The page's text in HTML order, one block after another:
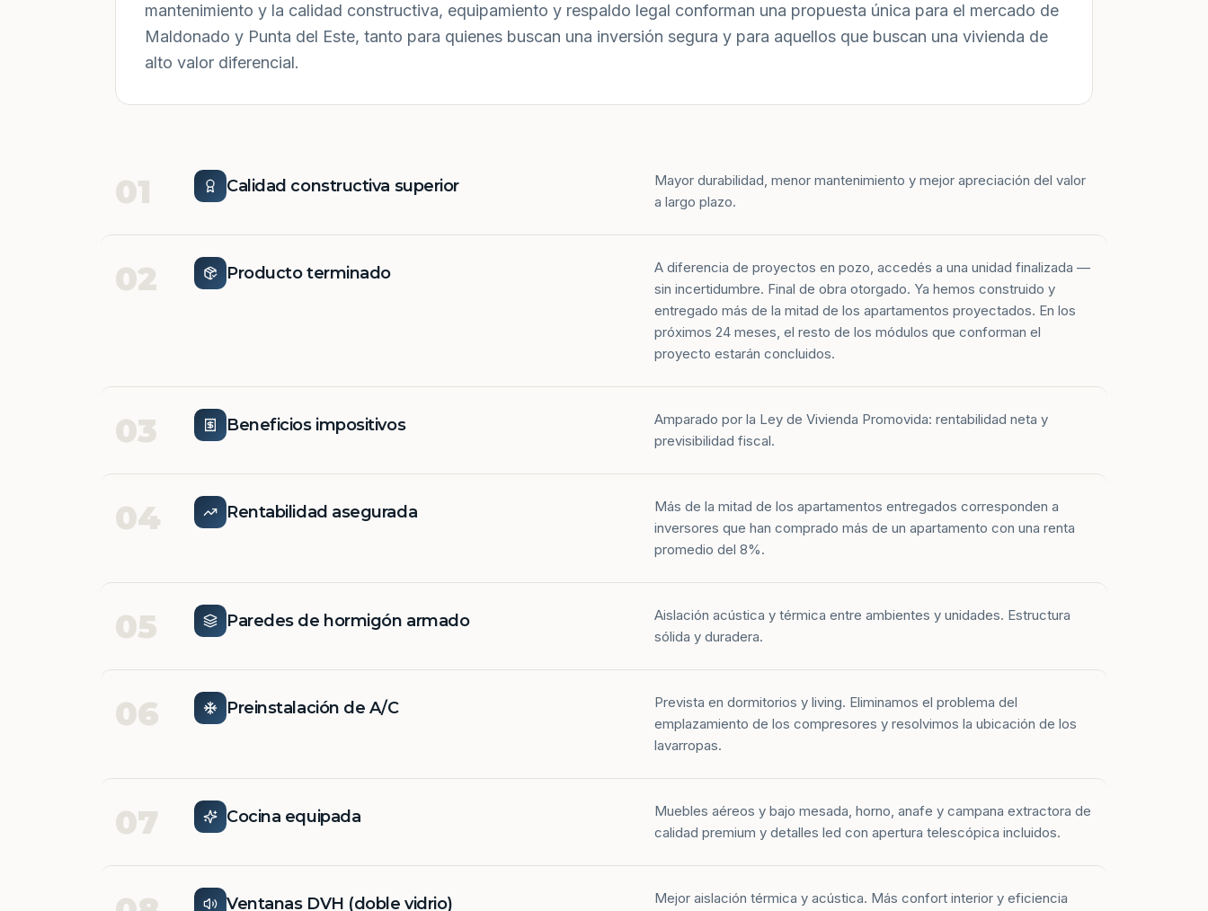
mantenimiento y la calidad constructiva, equipamiento y respaldo legal conforman una propuesta única para el mercado de
Maldonado y Punta del Este, tanto para quienes buscan una inversión segura y para aquellos que buscan una vivienda de
alto valor diferencial.
01 Calidad constructiva superior
Mayor durabilidad, menor mantenimiento y mejor apreciación del valor
a largo plazo.
02 Producto terminado
A diferencia de proyectos en pozo, accedés a una unidad finalizada —
sin incertidumbre. Final de obra otorgado. Ya hemos construido y
entregado más de la mitad de los apartamentos proyectados. En los
próximos 24 meses, el resto de los módulos que conforman el
proyecto estarán concluidos.
03 Beneficios impositivos
Amparado por la Ley de Vivienda Promovida: rentabilidad neta y
previsibilidad fiscal.
04 Rentabilidad asegurada
Más de la mitad de los apartamentos entregados corresponden a
inversores que han comprado más de un apartamento con una renta
promedio del 8%.
05 Paredes de hormigón armado
Aislación acústica y térmica entre ambientes y unidades. Estructura
sólida y duradera.
06 Preinstalación de A/C
Prevista en dormitorios y living. Eliminamos el problema del
emplazamiento de los compresores y resolvimos la ubicación de los
lavarropas.
07 Cocina equipada
Muebles aéreos y bajo mesada, horno, anafe y campana extractora de
calidad premium y detalles led con apertura telescópica incluidos.
Ventanas DVH (doble vidrio) Mejor aislación térmica y acústica. Más confort interior y eficiencia